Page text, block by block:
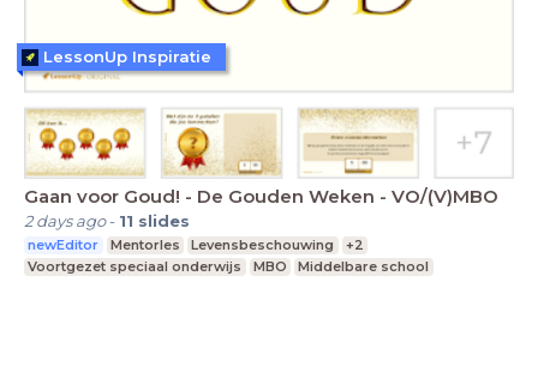
Gaan voor Goud! - De Gouden Weken - VO/(V)MBO
2 days ago- 11 slides
newEditor Mentorles Levensbeschouwing
+2
Voortgezet speciaal onderwijs
MBO Middelbare school
LessonUp Inspiratie